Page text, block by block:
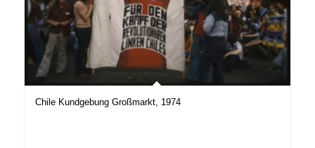
Chile Kundgebung Großmarkt, 1974